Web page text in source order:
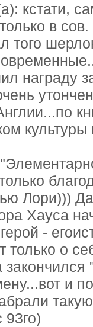
кстати,
в
того
награду
Лори)))
Хауса
-
только о
и
93го)